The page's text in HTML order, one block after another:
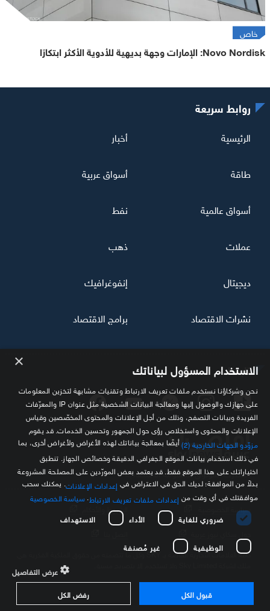
خاص
Novo Nordisk: الإمارات وجهة بديهية للأدوية الأكثر ابتكارًا
تابعنا
مصدرك الموثوق للمعلومة الاقتصادية
روابط سريعة
الرئيسية أخبار
طاقة أسواق عربية
أسواق عالمية نفط
عملات ذهب
ديجيتال إنفوغرافيك
نشرات الاقتصاد برامج الاقتصاد
سياسة الخصوصية الشروط والأحكام
كافة العلامات التجارية الخاصة بـ SKY وكل ما تتضمنه من حقوق الملكية الفكرية هي
× الاستخدام المسؤول لبياناتك
نحن وشركاؤنا نستخدم ملفات تعريف الارتباط وتقنيات مشابهة لتخزين المعلومات
على جهازك والوصول إليها ومعالجة البيانات الشخصية مثل عنوان IP والمعرّفات
الفريدة وبيانات التصفح، وذلك من أجل الإعلانات والمحتوى المخصّصين وقياس
الإعلانات والمحتوى واستخلاص رؤى حول الجمهور وتحسين الخدمات. قد يقوم
مزوّدو الجهات الخارجية (2)
أيضًا بمعالجة بياناتك لهذه الأغراض ولأغراض أخرى، بما
في ذلك استخدام بيانات الموقع الجغرافي الدقيقة وخصائص الجهاز. تنطبق
اختياراتك على هذا الموقع فقط. قد يعتمد بعض المورّدين على المصلحة المشروعة
بدلاً من الموافقة؛ لديك الحق في الاعتراض في إعدادات الإعلانات . يمكنك سحب
موافقتك في أي وقت من إعدادات ملفات تعريف الارتباط سياسة الخصوصية
ضروري للغاية
الأداء الاستهداف
الوظيفية غير مُصنفة
عرض التفاصيل
قبول الكل
رفض الكل